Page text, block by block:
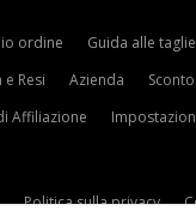
ordine Guida alle taglie
e Resi
Azienda
Affiliazione
Politica sulla privacy